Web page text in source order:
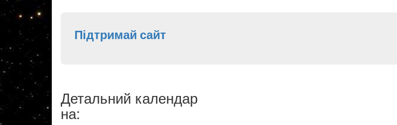
Підтримай сайт
Детальний календар
на: